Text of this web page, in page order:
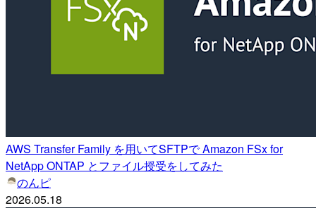
AWS Transfer Family を用いてSFTPで Amazon FSx for
NetApp ONTAP とファイル授受をしてみた
のんピ
2026.05.18